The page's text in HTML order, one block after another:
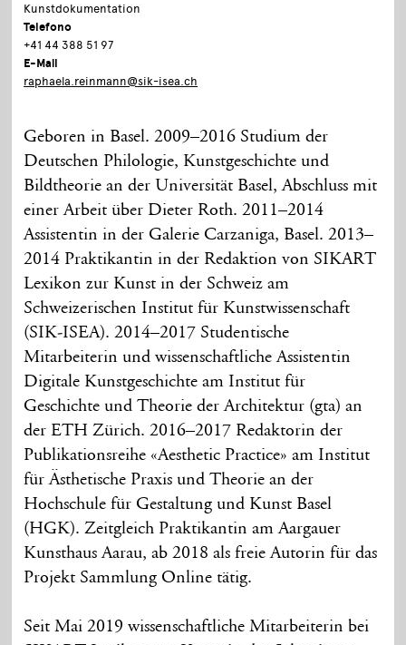
Kunstdokumentation
Telefono
+41 44 388 51 97
E-Mail
raphaela.reinmann@sik-isea.ch
Geboren in Basel. 2009–2016 Studium der
Deutschen Philologie, Kunstgeschichte und
Bildtheorie an der Universität Basel, Abschluss mit
einer Arbeit über Dieter Roth. 2011–2014
Assistentin in der Galerie Carzaniga, Basel. 2013–
2014 Praktikantin in der Redaktion von SIKART
Lexikon zur Kunst in der Schweiz am
Schweizerischen Institut für Kunstwissenschaft
(SIK-ISEA). 2014–2017 Studentische
Mitarbeiterin und wissenschaftliche Assistentin
Digitale Kunstgeschichte am Institut für
Geschichte und Theorie der Architektur (gta) an
der ETH Zürich. 2016–2017 Redaktorin der
Publikationsreihe «Aesthetic Practice» am Institut
für Ästhetische Praxis und Theorie an der
Hochschule für Gestaltung und Kunst Basel
(HGK). Zeitgleich Praktikantin am Aargauer
Kunsthaus Aarau, ab 2018 als freie Autorin für das
Projekt Sammlung Online tätig.
Seit Mai 2019 wissenschaftliche Mitarbeiterin bei